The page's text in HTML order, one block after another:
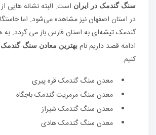
سنگ گندمک در ایران است. البته نشانه هایی
در استان اصفهان نیز مشاهده می‌شود. اما
گندمک تیشه‌ای به استان فارس باز می گردد.
ادامه قصد داریم نام بهترین معادن سنگ
کنیم.
معدن سنگ گندمک قره پیری
معدن سنگ مرمریت گندمک باجگاه
معدن سنگ گندمک شیراز
معدن سنگ گندمک هادی